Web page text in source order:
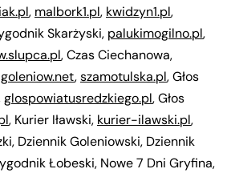
, malbork1.pl, kwidzyn1.pl,
Skarżyski, palukimogilno.pl,
, Czas Ciechanowa,
goleniow.net,szamotulska.pl, Głos
glospowiatusredzkiego.pl, Głos
, Kurier Iławski, kurier-ilawski.pl,
Dziennik Goleniowski, Dziennik
Łobeski, Nowe 7 Dni Gryfina,